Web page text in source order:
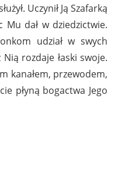
Uczynił Ją Szafarką
Mu dał w dziedzictwie.
udział w swych
rozdaje łaski swoje.
kanałem, przewodem,
płyną bogactwa Jego